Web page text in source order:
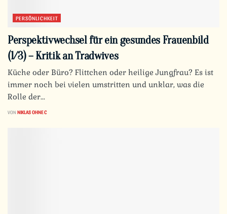
PERSÖNLICHKEIT
Perspektivwechsel für ein gesundes Frauenbild
(1/3) – Kritik an Tradwives
Küche oder Büro? Flittchen oder heilige Jungfrau? Es ist
immer noch bei vielen umstritten und unklar, was die
Rolle der...
VON NIKLAS OHNE C